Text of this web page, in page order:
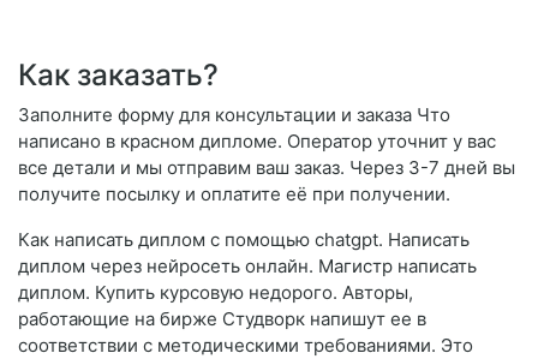
Как заказать?
Заполните форму для консультации и заказа Что
написано в красном дипломе. Оператор уточнит у вас
все детали и мы отправим ваш заказ. Через 3-7 дней вы
получите посылку и оплатите её при получении.
Как написать диплом с помощью chatgpt. Написать
диплом через нейросеть онлайн. Магистр написать
диплом. Купить курсовую недорого. Авторы,
работающие на бирже Студворк напишут ее в
соответствии с методическими требованиями. Это